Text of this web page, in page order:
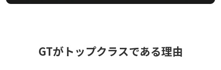
GTがトップクラスである理由